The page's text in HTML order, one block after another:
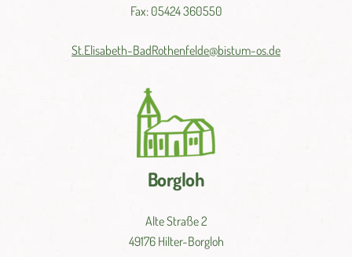
Fax: 05424 360550
St.Elisabeth-BadRothenfelde@bistum-os.de
Borgloh
Alte Straße 2
49176 Hilter-Borgloh